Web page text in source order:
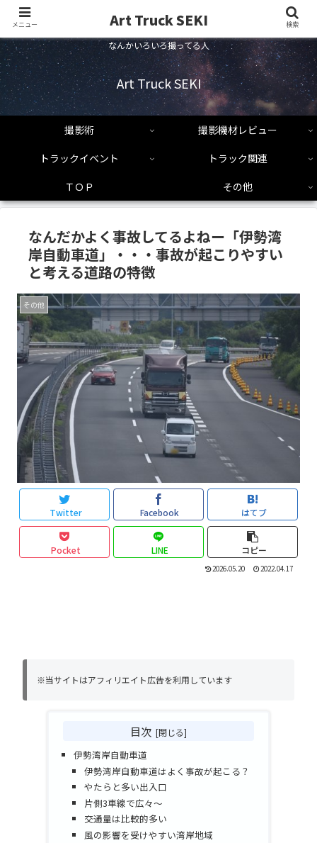
なんかいろいろ撮ってる人
Art Truck SEKI
撮影術
撮影機材レビュー
トラックイベント
トラック関連
ＴＯＰ
その他
なんだかよく事故してるよねー「伊勢湾
岸自動車道」・・・事故が起こりやすい
と考える道路の特徴
その他
Twitter Facebook はてブ
Pocket LINE コピー
2026.05.20 2022.04.17
※当サイトはアフィリエイト広告を利用しています
目次
伊勢湾岸自動車道
伊勢湾岸自動車道はよく事故が起こる？
やたらと多い出入口
片側3車線で広々～
交通量は比較的多い
風の影響を受けやすい湾岸地域
メニュー Art Truck SEKI 検索